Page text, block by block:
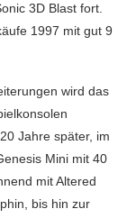
3D Blast fort.
1997 mit gut 9
wird das
Jahre später, im
Mini mit 40
mit Altered
bis hin zur